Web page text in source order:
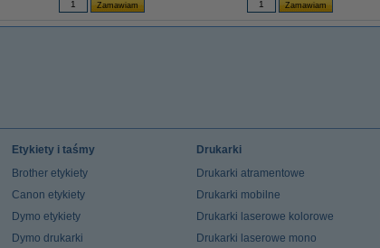
Etykiety i taśmy
Brother etykiety
Canon etykiety
Dymo etykiety
Dymo drukarki
Drukarki
Drukarki atramentowe
Drukarki mobilne
Drukarki laserowe kolorowe
Drukarki laserowe mono